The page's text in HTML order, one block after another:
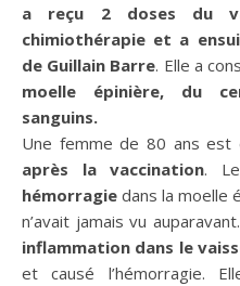
a reçu 2 doses du
chimiothérapie et a
de Guillain Barre. Elle a
moelle épinière, du
sanguins.
Une femme de 80 ans est
après la vaccination.
hémorragie dans la moelle
n’avait jamais vu
inflammation dans le
et causé l’hémorragie.